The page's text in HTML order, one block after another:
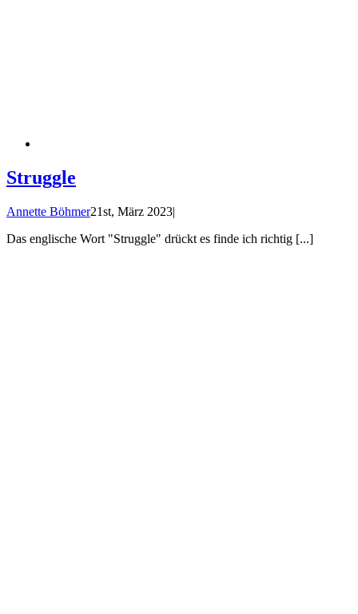
Struggle
Annette Böhmer21st, März 2023|
Das englische Wort "Struggle" drückt es finde ich richtig [...]